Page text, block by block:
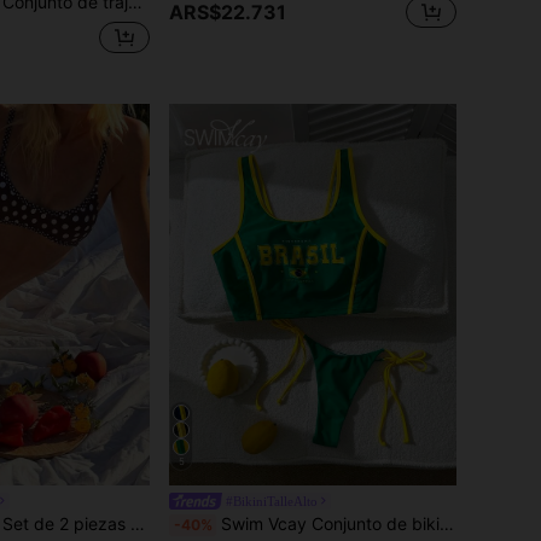
ARS$22.731
para vacaciones en la playa, bikini sin relleno con tirantes ajustables y espalda descubierta
5
-40% Swim Vcay Conjunto de bikini casual de vacaciones con estampado de letras de Brasil, primavera/verano